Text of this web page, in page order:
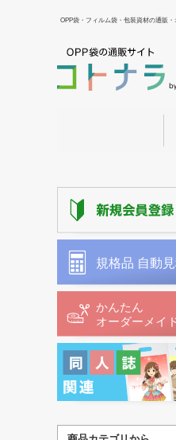
OPP袋・フィルム袋・包装資材の通販